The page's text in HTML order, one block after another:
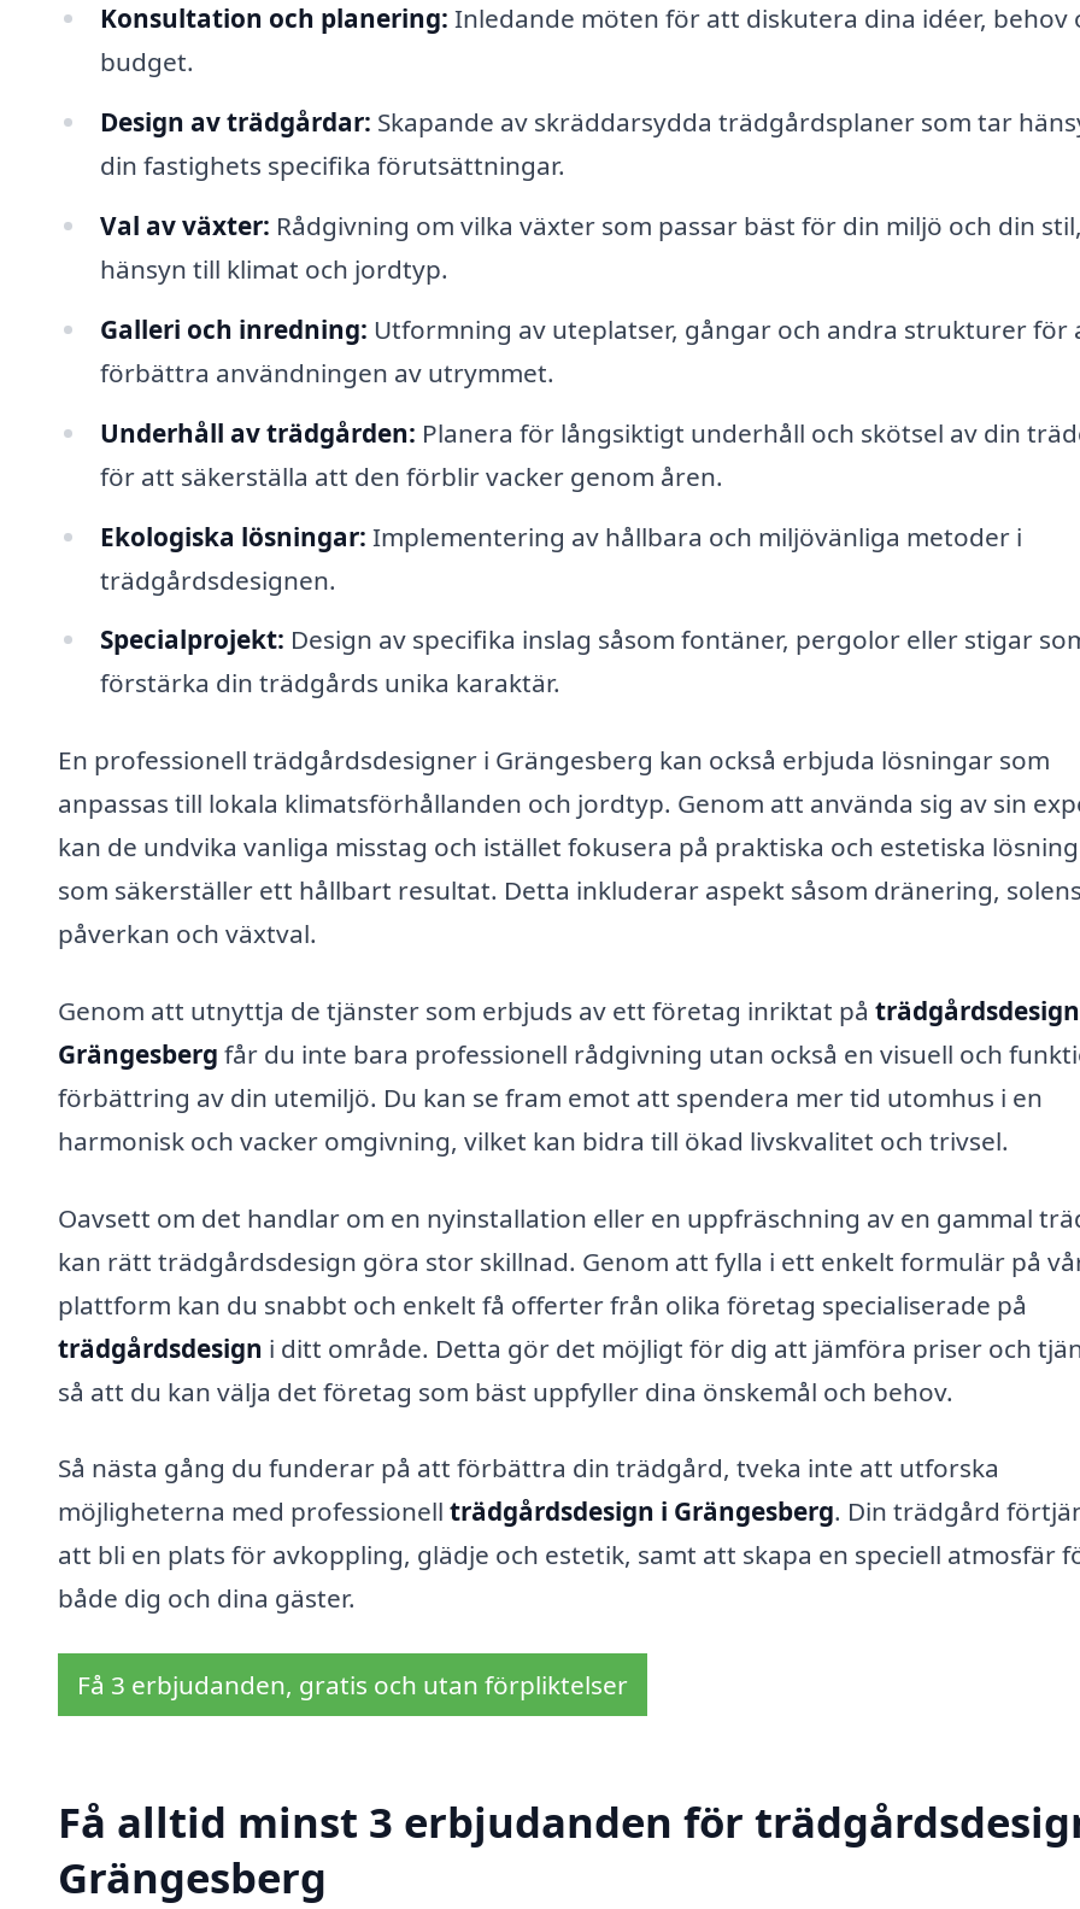
Konsultation och planering: Inledande möten för att diskutera dina idéer, behov
budget.
Design av trädgårdar: Skapande av skräddarsydda trädgårdsplaner som tar
din fastighets specifika förutsättningar.
Val av växter: Rådgivning om vilka växter som passar bäst för din miljö och din
hänsyn till klimat och jordtyp.
Galleri och inredning: Utformning av uteplatser, gångar och andra strukturer för
förbättra användningen av utrymmet.
Underhåll av trädgården: Planera för långsiktigt underhåll och skötsel av din
för att säkerställa att den förblir vacker genom åren.
Ekologiska lösningar: Implementering av hållbara och miljövänliga metoder i
trädgårdsdesignen.
Specialprojekt: Design av specifika inslag såsom fontäner, pergolor eller stigar
förstärka din trädgårds unika karaktär.
En professionell trädgårdsdesigner i Grängesberg kan också erbjuda lösningar som
anpassas till lokala klimatsförhållanden och jordtyp. Genom att använda sig av sin
kan de undvika vanliga misstag och istället fokusera på praktiska och estetiska
som säkerställer ett hållbart resultat. Detta inkluderar aspekt såsom dränering,
påverkan och växtval.
Genom att utnyttja de tjänster som erbjuds av ett företag inriktat på
Grängesberg får du inte bara professionell rådgivning utan också en visuell och
förbättring av din utemiljö. Du kan se fram emot att spendera mer tid utomhus i en
harmonisk och vacker omgivning, vilket kan bidra till ökad livskvalitet och trivsel.
Oavsett om det handlar om en nyinstallation eller en uppfräschning av en gammal
kan rätt trädgårdsdesign göra stor skillnad. Genom att fylla i ett enkelt formulär på
plattform kan du snabbt och enkelt få offerter från olika företag specialiserade på
trädgårdsdesign i ditt område. Detta gör det möjligt för dig att jämföra priser och
så att du kan välja det företag som bäst uppfyller dina önskemål och behov.
Så nästa gång du funderar på att förbättra din trädgård, tveka inte att utforska
möjligheterna med professionell trädgårdsdesign i Grängesberg. Din trädgård
att bli en plats för avkoppling, glädje och estetik, samt att skapa en speciell atmosfär
både dig och dina gäster.
Få 3 erbjudanden, gratis och utan förpliktelser
Få alltid minst 3 erbjudanden för
Grängesberg